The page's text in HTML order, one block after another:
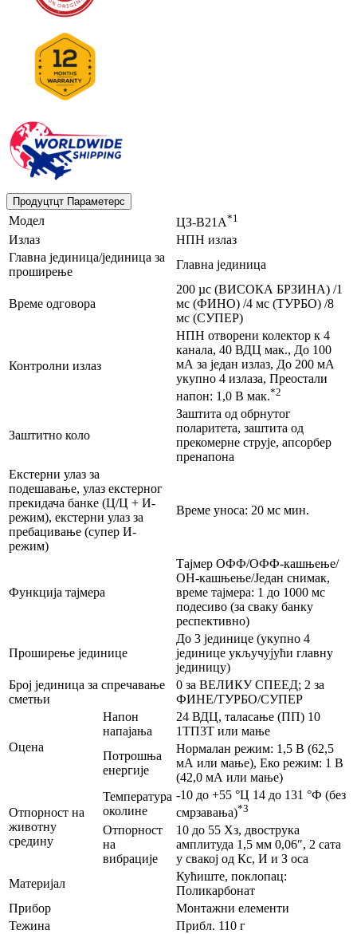
Продуцтцт Параметерс
Модел ЦЗ-В21А*1
Излаз
НПН излаз
Главна јединица/јединица за
проширење
Главна јединица
Време одговора
200 µс (ВИСОКА БРЗИНА) /1
мс (ФИНО) /4 мс (ТУРБО) /8
мс (СУПЕР)
Контролни излаз
НПН отворени колектор к 4
канала, 40 ВДЦ мак., До 100
мА за један излаз, До 200 мА
укупно 4 излаза, Преостали
напон: 1,0 В мак.*2
Заштитно коло
Заштита од обрнутог
поларитета, заштита од
прекомерне струје, апсорбер
пренапона
Екстерни улаз за
подешавање, улаз екстерног
прекидача банке (Ц/Ц + И-
режим), екстерни улаз за
пребацивање (супер И-
режим)
Време уноса: 20 мс мин.
Функција тајмера
Тајмер ОФФ/ОФФ-кашњење/
ОН-кашњење/Један снимак,
време тајмера: 1 до 1000 мс
подесиво (за сваку банку
респективно)
Проширење јединице
До 3 јединице (укупно 4
јединице укључујући главну
јединицу)
Број јединица за спречавање
сметњи
0 за ВЕЛИКУ СПЕЕД; 2 за
ФИНЕ/ТУРБО/СУПЕР
Оцена
Напон
напајања
24 ВДЦ, таласање (ПП) 10
1ТП3Т или мање
Потрошња
енергије
Нормалан режим: 1,5 В (62,5
мА или мање), Еко режим: 1 В
(42,0 мА или мање)
Отпорност на
животну
средину
Температура
околине
-10 до +55 °Ц 14 до 131 °Ф (без
смрзавања)*3
Отпорност
на
вибрације
10 до 55 Хз, двострука
амплитуда 1,5 мм 0,06″, 2 сата
у свакој од Кс, И и З оса
Материјал
Кућиште, поклопац:
Поликарбонат
Прибор
Монтажни елементи
Тежина
Прибл. 110 г